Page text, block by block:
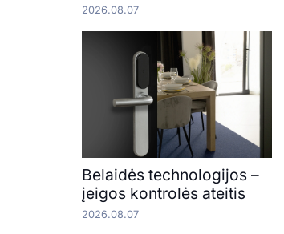
2026.08.07
Belaidės technologijos –
įeigos kontrolės ateitis
2026.08.07